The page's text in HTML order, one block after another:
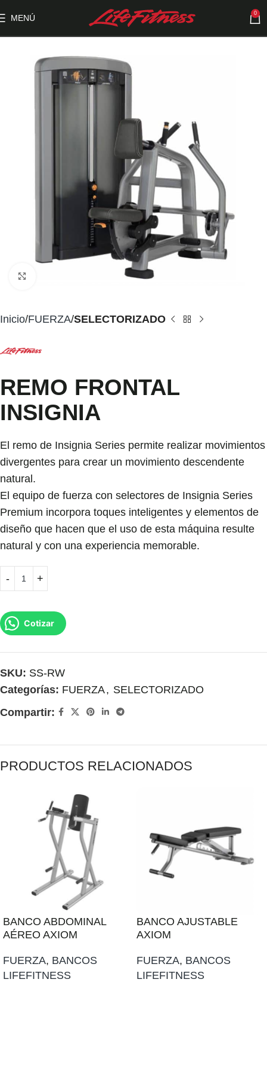
MENÚ 0
Inicio FUERZA SELECTORIZADO
REMO FRONTAL
INSIGNIA
El remo de Insignia Series permite realizar movimientos
divergentes para crear un movimiento descendente
natural.
El equipo de fuerza con selectores de Insignia Series
Premium incorpora toques inteligentes y elementos de
diseño que hacen que el uso de esta máquina resulte
natural y con una experiencia memorable.
Cotizar
SKU: SS-RW
Categorías: FUERZA, SELECTORIZADO
Compartir:
PRODUCTOS RELACIONADOS
BANCO ABDOMINAL
AÉREO AXIOM
FUERZA, BANCOS
LIFEFITNESS
BANCO AJUSTABLE
AXIOM
FUERZA, BANCOS
LIFEFITNESS